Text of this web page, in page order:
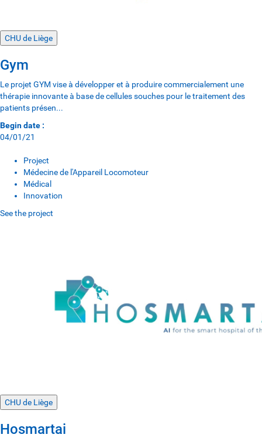
CHU de Liège
Gym
Le projet GYM vise à développer et à produire commercialement une
thérapie innovante à base de cellules souches pour le traitement des
patients présen...
Begin date :
04/01/21
Project
Médecine de l'Appareil Locomoteur
Médical
Innovation
See the project
CHU de Liège
Hosmartai